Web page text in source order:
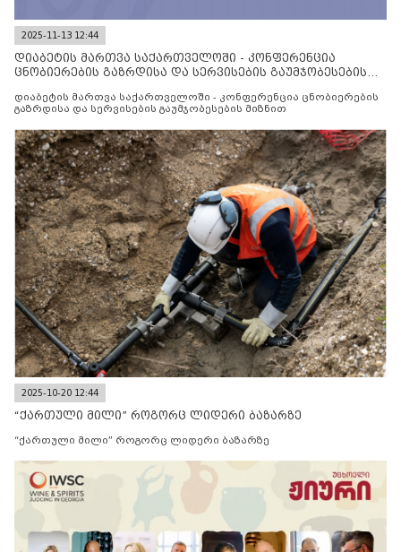
2025-11-13 12:44
დიაბეტის მართვა საქართველოში - კონფერენცია
ცნობიერების გაზრდისა და სერვისების გაუმჯობესების
დიაბეტის მართვა საქართველოში - კონფერენცია ცნობიერების
გაზრდისა და სერვისების გაუმჯობესების მიზნით
2025-10-20 12:44
“ქართული მილი” როგორც ლიდერი ბაზარზე
“ქართული მილი” როგორც ლიდერი ბაზარზე